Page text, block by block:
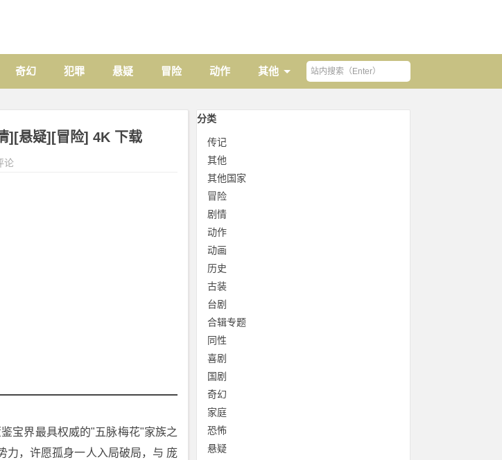
奇幻 犯罪 悬疑 冒险 动作 其他
][悬疑][冒险] 4K 下载
论
宝界最具权威的"五脉梅花"家族之
力，许愿孤身一人入局破局，与 庞
分类
传记
其他
其他国家
冒险
剧情
动作
动画
历史
古装
台剧
合辑专题
同性
喜剧
国剧
奇幻
家庭
恐怖
悬疑